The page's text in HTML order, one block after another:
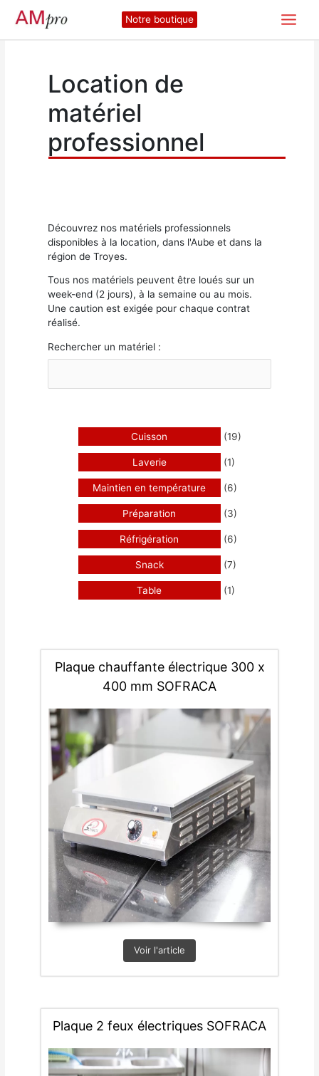
Notre boutique
Location de
matériel
professionnel
Découvrez nos matériels professionnels
disponibles à la location, dans l'Aube et dans la
région de Troyes.
Tous nos matériels peuvent être loués sur un
week-end (2 jours), à la semaine ou au mois.
Une caution est exigée pour chaque contrat
réalisé.
Rechercher un matériel :
Cuisson (19)
Laverie (1)
Maintien en température (6)
Préparation (3)
Réfrigération (6)
Snack (7)
Table (1)
Plaque chauffante électrique 300 x
400 mm SOFRACA
Voir l'article
Plaque 2 feux électriques SOFRACA